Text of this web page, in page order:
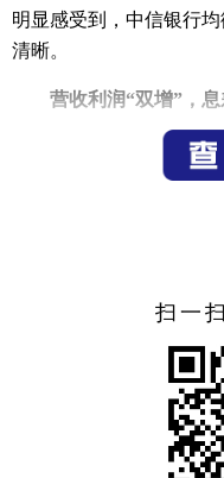
明显感受到，中信银行
清晰。
营收利润“双增”，
息差下行，营收增
大银行面前时，穿越周
长普遍放缓，部分银行
营业净收入2136.5亿元
同比增长2.3%。市场分
长，使利润增长具有较
何为“健”？与同业
扫一